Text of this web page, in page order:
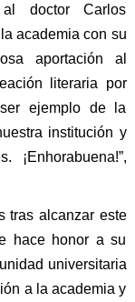
al doctor Carlos
academia con su
aportación al
literaria por
ejemplo de la
institución y
¡Enhorabuena!”,
tras alcanzar este
hace honor a su
universitaria
a la academia y